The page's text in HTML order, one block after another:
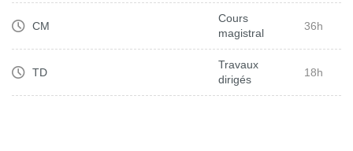
CM
Cours
magistral
36h
TD
Travaux
dirigés
18h